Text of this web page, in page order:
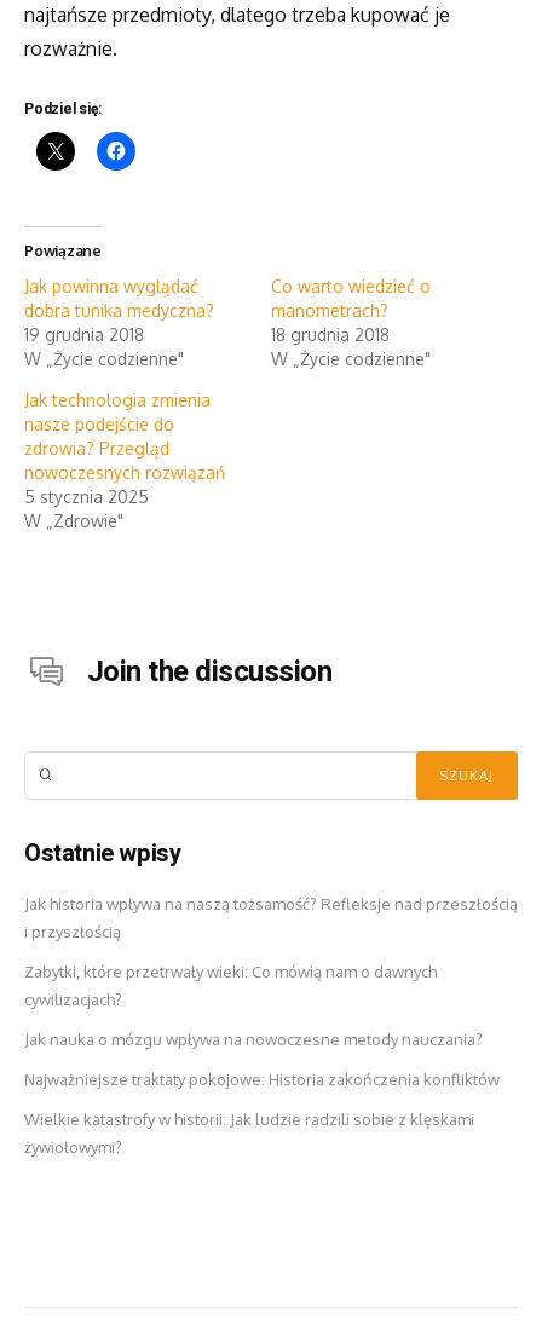
najtańsze przedmioty, dlatego trzeba kupować je
rozważnie.
Podziel się:
Powiązane
Jak powinna wyglądać
dobra tunika medyczna?
19 grudnia 2018
W „Życie codzienne"
Co warto wiedzieć o
manometrach?
18 grudnia 2018
W „Życie codzienne"
Jak technologia zmienia
nasze podejście do
zdrowia? Przegląd
nowoczesnych rozwiązań
5 stycznia 2025
W „Zdrowie"
Join the discussion
Ostatnie wpisy
Jak historia wpływa na naszą tożsamość? Refleksje nad przeszłością
i przyszłością
Zabytki, które przetrwały wieki: Co mówią nam o dawnych
cywilizacjach?
Jak nauka o mózgu wpływa na nowoczesne metody nauczania?
Najważniejsze traktaty pokojowe: Historia zakończenia konfliktów
Wielkie katastrofy w historii: Jak ludzie radzili sobie z klęskami
żywiołowymi?